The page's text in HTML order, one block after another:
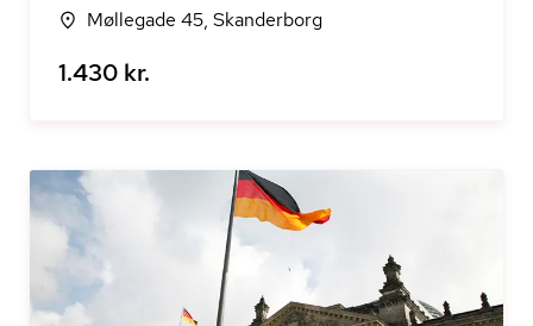
Møllegade 45, Skanderborg
1.430 kr.